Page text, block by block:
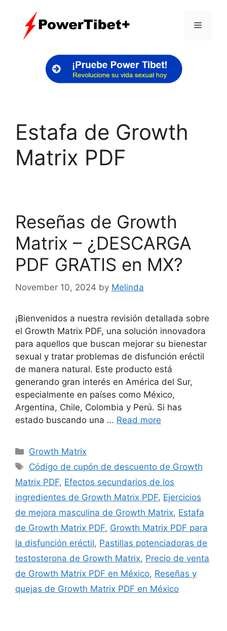
content
Menu
Estafa de Growth
Matrix PDF
Reseñas de Growth
Matrix – ¿DESCARGA
PDF GRATIS en MX?
November 10, 2024 by Melinda
¡Bienvenidos a nuestra revisión detallada sobre
el Growth Matrix PDF, una solución innovadora
para aquellos que buscan mejorar su bienestar
sexual y tratar problemas de disfunción eréctil
de manera natural. Este producto está
generando gran interés en América del Sur,
especialmente en países como México,
Argentina, Chile, Colombia y Perú. Si has
estado buscando una … Read more
Categories
Growth Matrix
Tags
Código de cupón de descuento de Growth
Matrix PDF, Efectos secundarios de los
ingredientes de Growth Matrix PDF, Ejercicios
de mejora masculina de Growth Matrix, Estafa
de Growth Matrix PDF, Growth Matrix PDF para
la disfunción eréctil, Pastillas potenciadoras de
testosterona de Growth Matrix, Precio de venta
de Growth Matrix PDF en México, Reseñas y
quejas de Growth Matrix PDF en México